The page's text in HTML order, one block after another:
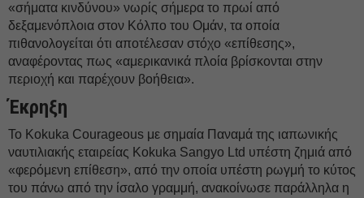
«σήματα κινδύνου» νωρίς σήμερα το πρωί από
δεξαμενόπλοια στον Κόλπο του Ομάν, τα οποία
πιθανολογείται ότι αποτέλεσαν στόχο «επίθεσης»,
αναφέροντας πως «αμερικανικά πλοία βρίσκονται στην
περιοχή και παρέχουν βοήθεια».
Έκρηξη
To Κοkuka Courageous με σημαία Παναμά της ιαπωνικής
ναυτιλιακής εταιρείας Kokuka Sangyo Ltd υπέστη ζημιά από
«φερόμενη επίθεση», από την οποία υπέστη ρωγμή το κύτος
του πάνω από την ίσαλο γραμμή, ανακοίνωσε παράλληλα η